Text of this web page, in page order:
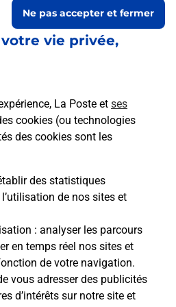
vie privée,
La Poste et ses
cookies (ou technologies
des cookies sont les
des statistiques
de nos sites et
: analyser les parcours
en temps réel nos sites et
de votre navigation.
vous adresser des publicités
d’intérêts sur notre site et
Ne pas accepter et fermer
aujourd'hui à 09h00
onglet